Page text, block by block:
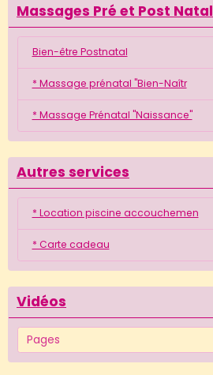
Massages Pré et Post Natal
Bien-être Postnatal
* Massage prénatal "Bien-Naîtr
* Massage Prénatal "Naissance"
Autres services
* Location piscine accouchemen
* Carte cadeau
Vidéos